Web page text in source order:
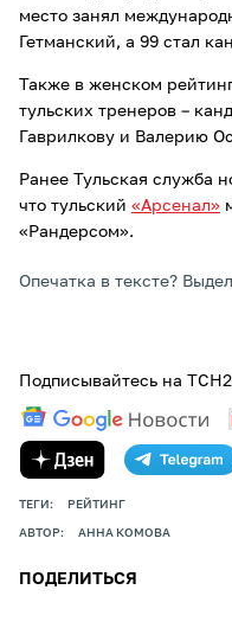
место занял
Гетманский, а 99 стал
Также в женском
тульских тренеров –
Гаврилкову и Валерию
Ранее Тульская служба
что тульский «Арсенал»
«Рандерсом».
Опечатка в тексте?
Подписывайтесь на
ТЕГИ: РЕЙТИНГ
АВТОР: АННА КОМОВА
ПОДЕЛИТЬСЯ